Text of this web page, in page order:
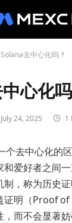
Solana去中心化吗？
心化
July 24, 2025 1
个去中心化的
爱好者之间
制，称为历史
证明（Proof of
，而不会显著